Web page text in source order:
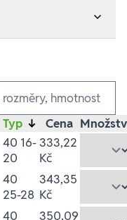
Typ ↓ Cena
40 16-
20
333,22
Kč
40
25-28
343,35
Kč
40
350,09